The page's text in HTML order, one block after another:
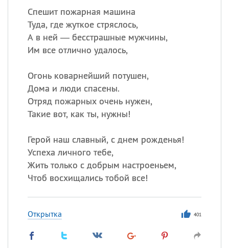
Спешит пожарная машина
Туда, где жуткое стряслось,
А в ней — бесстрашные мужчины,
Им все отлично удалось,
Огонь коварнейший потушен,
Дома и люди спасены.
Отряд пожарных очень нужен,
Такие вот, как ты, нужны!
Герой наш славный, с днем рожденья!
Успеха личного тебе,
Жить только с добрым настроеньем,
Чтоб восхищались тобой все!
Открытка 401